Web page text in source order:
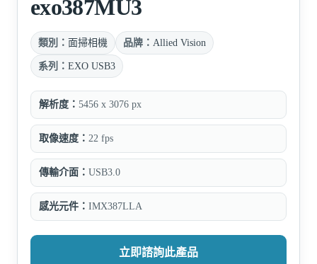
exo387MU3
類別： 面掃相機 品牌： Allied Vision
系列： EXO USB3
解析度： 5456 x 3076 px
取像速度： 22 fps
傳輸介面： USB3.0
感光元件： IMX387LLA
立即諮詢此產品